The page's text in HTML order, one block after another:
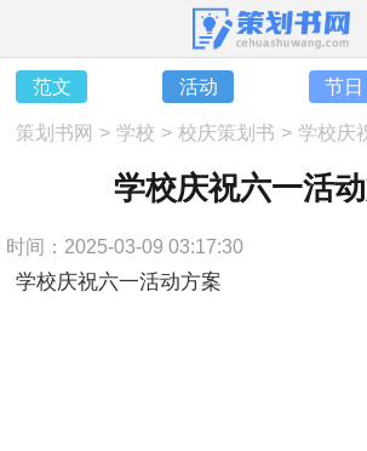
范文 活动 节日
策划书网 > 学校 > 校庆策划书 > 学校庆
学校庆祝六一活
时间：2025-03-09 03:17:30
学校庆祝六一活动方案